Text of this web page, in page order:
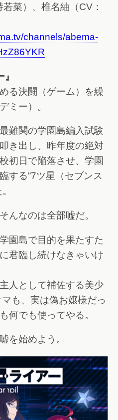
菜）、椎名紬（CV：
channels/abema-
る決闘（ゲーム）を繰
ミー）。
難関の学園島編入試験
き出し、昨年度の絶対
初日で陥落させ、学園
する“7ツ星（セブンス
なのは全部嘘だ。
園島で目的を果たすた
君臨し続けなきゃいけ
人として補佐する美少
も、実は偽お嬢様だっ
何でも使ってやる。
を始めよう。